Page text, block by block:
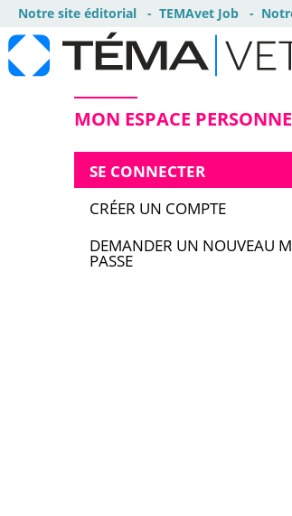
Notre site éditorial TEMAvet Job
MON ESPACE
SE CONNECTER
CRÉER UN COMPTE
DEMANDER UN NOUVEAU
PASSE